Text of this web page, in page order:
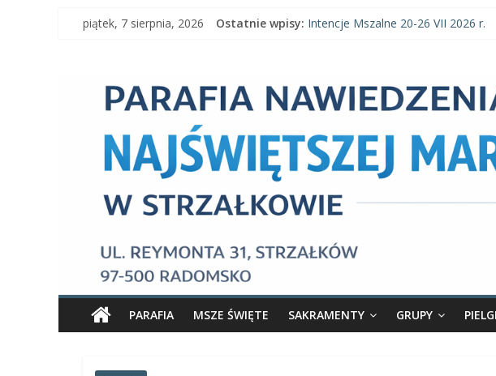
Skippiątek, 7 sierpnia, 2026 Ostatnie wpisy: Intencje Mszalne 20-26 VII 2026 r.
Ogłoszenia parafialne 26 VII 2026 r.
Parafia
Nawiedzenia
Najświętszej
Maryi
Panny
Parafia
Nawiedzenia
Najświętszej
PARAFIA MSZE ŚWIĘTE SAKRAMENTY GRUPY